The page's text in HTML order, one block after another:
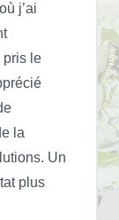
j’ai
pris le
la
Un
plus